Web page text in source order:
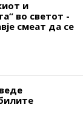
и
во светот -
смеат да се